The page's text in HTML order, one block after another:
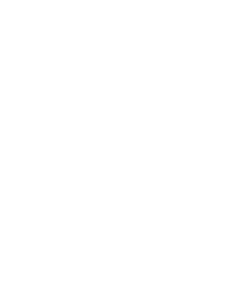
all’Utente il
ricevere un
rimanente del
l’Utente deve
il contratto
notifica della
che il
o utilizzarli su